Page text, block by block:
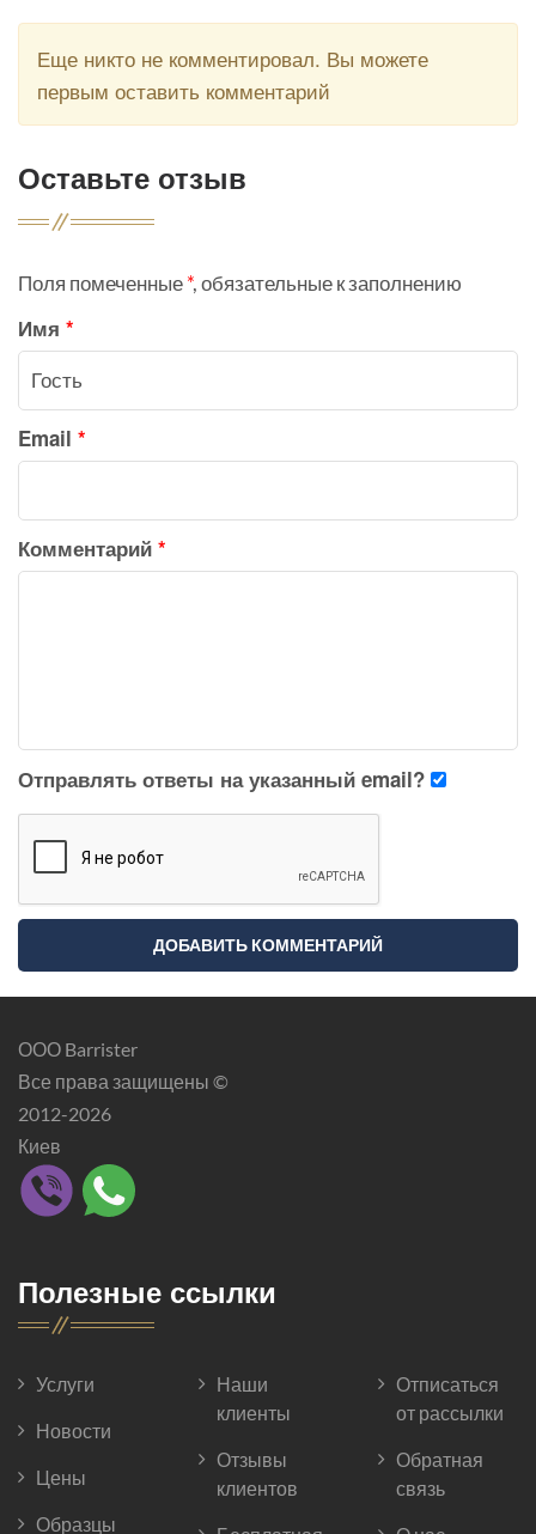
Еще никто не комментировал. Вы можете
первым оставить комментарий
Оставьте отзыв
Поля помеченные*, обязательные к заполнению
Имя *
Email *
Комментарий *
Отправлять ответы на указанный email?
ООО Barrister
Все права защищены ©
2012-2026
Киев
Полезные ссылки
Услуги
Новости
Цены
Образцы
Наши
клиенты
Отзывы
клиентов
Отписаться
от рассылки
Обратная
связь